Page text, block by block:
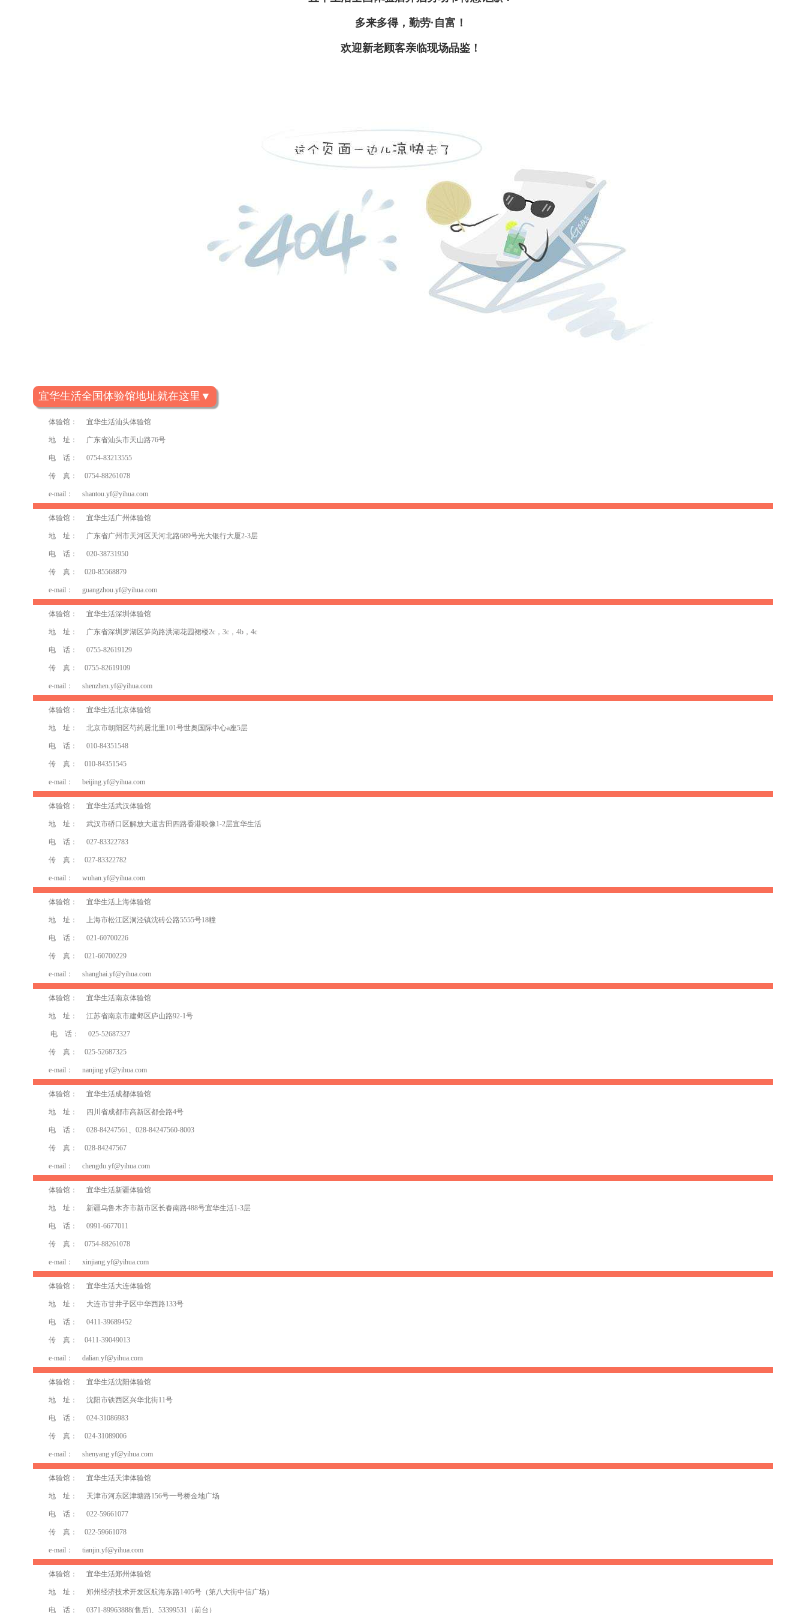
多来多得，勤劳·自富！
欢迎新老顾客亲临现场品鉴！
宜华生活全国体验馆地址就在这里▼
体验馆： 宜华生活汕头体验馆
地 址： 广东省汕头市天山路76号
电 话： 0754-83213555
传 真： 0754-88261078
e-mail： shantou.yf@yihua.com
体验馆： 宜华生活广州体验馆
地 址： 广东省广州市天河区天河北路689号光大银行大厦2-3层
电 话： 020-38731950
传 真： 020-85568879
e-mail： guangzhou.yf@yihua.com
体验馆： 宜华生活深圳体验馆
地 址： 广东省深圳罗湖区笋岗路洪湖花园裙楼2c，3c，4b，4c
电 话： 0755-82619129
传 真： 0755-82619109
e-mail： shenzhen.yf@yihua.com
体验馆： 宜华生活北京体验馆
地 址： 北京市朝阳区芍药居北里101号世奥国际中心a座5层
电 话： 010-84351548
传 真： 010-84351545
e-mail： beijing.yf@yihua.com
体验馆： 宜华生活武汉体验馆
地 址： 武汉市硚口区解放大道古田四路香港映像1-2层宜华生活
电 话： 027-83322783
传 真： 027-83322782
e-mail： wuhan.yf@yihua.com
体验馆： 宜华生活上海体验馆
地 址： 上海市松江区洞泾镇沈砖公路5555号18幢
电 话： 021-60700226
传 真： 021-60700229
e-mail： shanghai.yf@yihua.com
体验馆： 宜华生活南京体验馆
地 址： 江苏省南京市建邺区庐山路92-1号
电 话： 025-52687327
传 真： 025-52687325
e-mail： nanjing.yf@yihua.com
体验馆： 宜华生活成都体验馆
地 址： 四川省成都市高新区都会路4号
电 话： 028-84247561、028-84247560-8003
传 真： 028-84247567
e-mail： chengdu.yf@yihua.com
体验馆： 宜华生活新疆体验馆
地 址： 新疆乌鲁木齐市新市区长春南路488号宜华生活1-3层
电 话： 0991-6677011
传 真： 0754-88261078
e-mail： xinjiang.yf@yihua.com
体验馆： 宜华生活大连体验馆
地 址： 大连市甘井子区中华西路133号
电 话： 0411-39689452
传 真： 0411-39049013
e-mail： dalian.yf@yihua.com
体验馆： 宜华生活沈阳体验馆
地 址： 沈阳市铁西区兴华北街11号
电 话： 024-31086983
传 真： 024-31089006
e-mail： shenyang.yf@yihua.com
体验馆： 宜华生活天津体验馆
地 址： 天津市河东区津塘路156号一号桥金地广场
电 话： 022-59661077
传 真： 022-59661078
e-mail： tianjin.yf@yihua.com
体验馆： 宜华生活郑州体验馆
地 址： 郑州经济技术开发区航海东路1405号（第八大街中信广场）
电 话： 0371-89963888(售后)、53399531（前台）